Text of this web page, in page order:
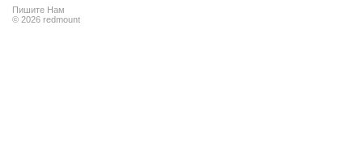
Пишите Нам
© 2026 redmount